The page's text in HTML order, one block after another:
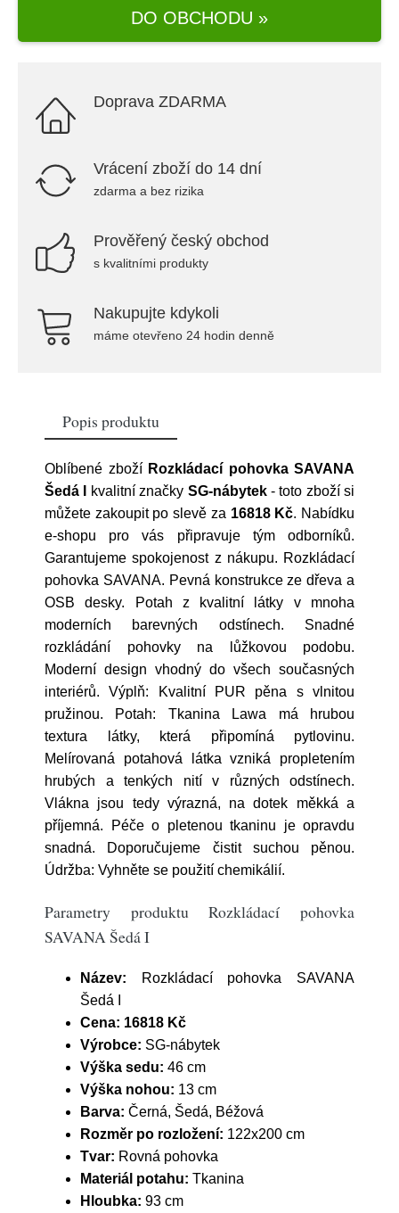
DO OBCHODU »
Doprava ZDARMA
Vrácení zboží do 14 dní
zdarma a bez rizika
Prověřený český obchod
s kvalitními produkty
Nakupujte kdykoli
máme otevřeno 24 hodin denně
Popis produktu
Oblíbené zboží Rozkládací pohovka SAVANA
Šedá I
kvalitní značky SG-nábytek- toto zboží si
můžete zakoupit po slevě za 16818 Kč. Nabídku
e-shopu pro vás připravuje tým odborníků.
Garantujeme spokojenost z nákupu. Rozkládací
pohovka SAVANA. Pevná konstrukce ze dřeva a
OSB desky. Potah z kvalitní látky v mnoha
moderních barevných odstínech. Snadné
rozkládání pohovky na lůžkovou podobu.
Moderní design vhodný do všech současných
interiérů. Výplň: Kvalitní PUR pěna s vlnitou
pružinou. Potah: Tkanina Lawa má hrubou
textura látky, která připomíná pytlovinu.
Melírovaná potahová látka vzniká propletením
hrubých a tenkých nití v různých odstínech.
Vlákna jsou tedy výrazná, na dotek měkká a
příjemná. Péče o pletenou tkaninu je opravdu
snadná. Doporučujeme čistit suchou pěnou.
Údržba: Vyhněte se použití chemikálií.
Parametry produktu Rozkládací pohovka
SAVANA Šedá I
Název: Rozkládací pohovka SAVANA
Šedá I
Cena: 16818 Kč
Výrobce: SG-nábytek
Výška sedu: 46 cm
Výška nohou: 13 cm
Barva: Černá, Šedá, Béžová
Rozměr po rozložení: 122x200 cm
Tvar: Rovná pohovka
Materiál potahu: Tkanina
Hloubka: 93 cm